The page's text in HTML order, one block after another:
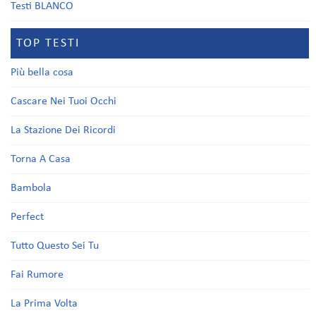
Testi BLANCO
TOP TESTI
Più bella cosa
Cascare Nei Tuoi Occhi
La Stazione Dei Ricordi
Torna A Casa
Bambola
Perfect
Tutto Questo Sei Tu
Fai Rumore
La Prima Volta